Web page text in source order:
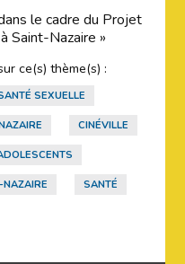
le cadre du Projet
Saint-Nazaire »
ce(s) thème(s) :
SEXUELLE
CINÉVILLE
NAZAIRE SANTÉ